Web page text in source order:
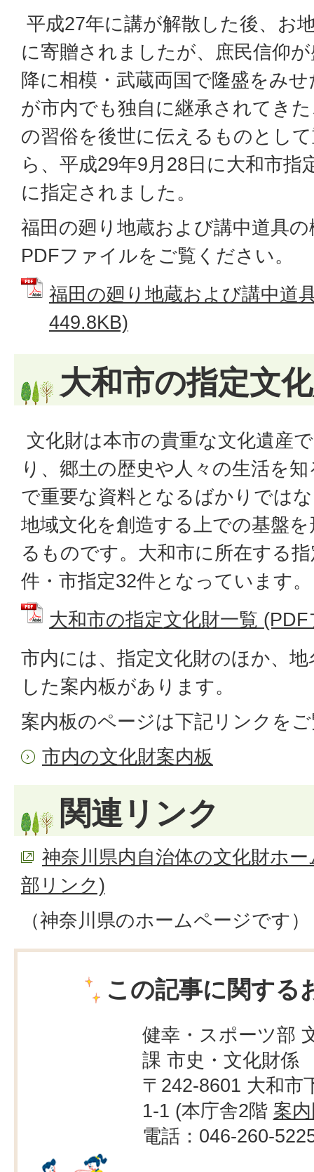
平成27年に講が解散した後、お
に寄贈されましたが、庶民信仰
降に相模・武蔵両国で隆盛をみ
が市内でも独自に継承されてき
の習俗を後世に伝えるものとし
ら、平成29年9月28日に大和市指
に指定されました。
福田の廻り地蔵および講中道具
PDFファイルをご覧ください。
福田の廻り地蔵および講中道
449.8KB)
大和市の指定文
文化財は本市の貴重な文化遺産
り、郷土の歴史や人々の生活を
で重要な資料となるばかりでは
地域文化を創造する上での基盤
るものです。大和市に所在する
件・市指定32件となっています。
大和市の指定文化財一覧
市内には、指定文化財のほか、
した案内板があります。
案内板のページは下記リンクを
市内の文化財案内板
関連リンク
神奈川県内自治体の文化財ホ
部リンク)
（神奈川県のホームページです）
この記事に関する
健幸・スポーツ部
課 市史・文化財係
〒242-8601 大和市
1-1 (本庁舎2階 案
電話：046-260-